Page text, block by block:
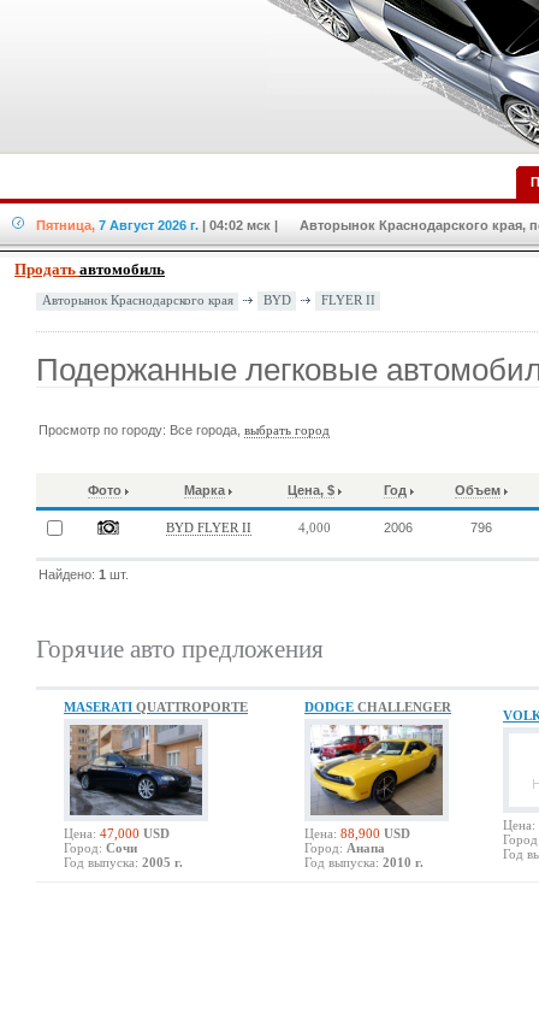
Пятница, 7 Август 2026 г. | 04:02 мск | Авторынок Краснодарского края,
Продать автомобиль
Авторынок Краснодарского края BYD FLYER II
Подержанные легковые
Просмотр по городу: Все города,выбрать город
Фото Марка Цена, $ Год Объем
BYD FLYER II 4,000 2006 796
Найдено:1 шт.
Горячие авто предложения
MASERATI QUATTROPORTE
Цена: 47,000 USD
Город: Сочи
Год выпуска: 2005 г.
DODGE CHALLENGER
Цена: 88,900 USD
Город: Анапа
Год выпуска: 2010 г.
Цена:
Год